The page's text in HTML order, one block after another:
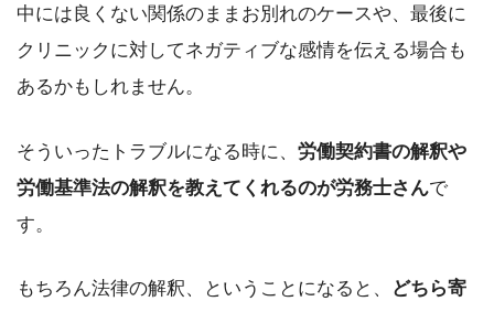
中には良くない関係のままお別れのケースや、最後に
クリニックに対してネガティブな感情を伝える場合も
あるかもしれません。
そういったトラブルになる時に、 労働契約書の解釈や
労働基準法の解釈を教えてくれるのが労務士さんで
す。
もちろん法律の解釈、ということになると、 どちら寄